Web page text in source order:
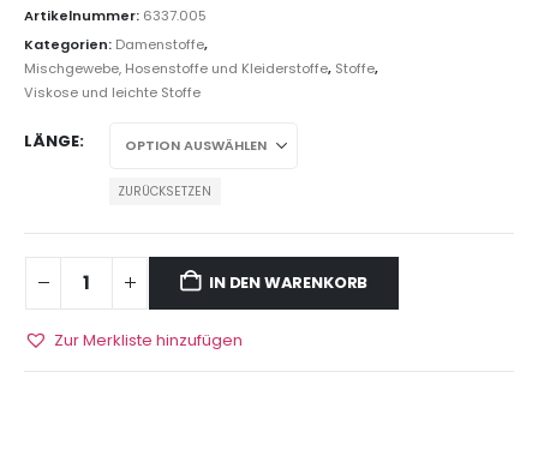
Artikelnummer: 6337.005
Kategorien: Damenstoffe,
Mischgewebe, Hosenstoffe und Kleiderstoffe, Stoffe,
Viskose und leichte Stoffe
LÄNGE
ZURÜCKSETZEN
IN DEN WARENKORB
Zur Merkliste hinzufügen